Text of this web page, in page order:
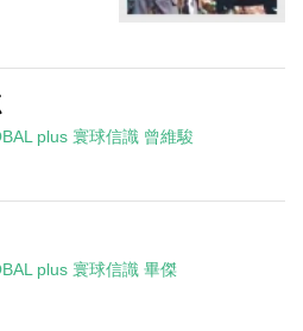
plus 寰球信識 曾維駿
plus 寰球信識 畢傑